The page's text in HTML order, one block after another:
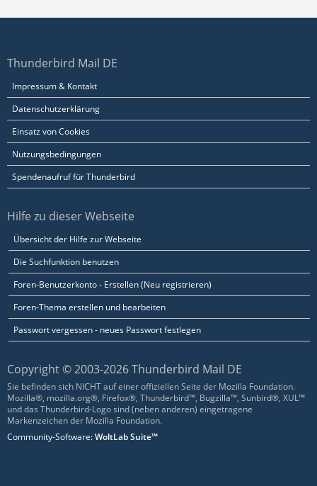
Thunderbird Mail DE
Impressum & Kontakt
Datenschutzerklärung
Einsatz von Cookies
Nutzungsbedingungen
Spendenaufruf für Thunderbird
Hilfe zu dieser Webseite
Übersicht der Hilfe zur Webseite
Die Suchfunktion benutzen
Foren-Benutzerkonto - Erstellen (Neu registrieren)
Foren-Thema erstellen und bearbeiten
Passwort vergessen - neues Passwort festlegen
Copyright © 2003-2026 Thunderbird Mail DE
Sie befinden sich NICHT auf einer offiziellen Seite der Mozilla Foundation.
Mozilla®, mozilla.org®, Firefox®, Thunderbird™, Bugzilla™, Sunbird®, XUL™
und das Thunderbird-Logo sind (neben anderen) eingetragene
Markenzeichen der Mozilla Foundation.
Community-Software:WoltLab Suite™